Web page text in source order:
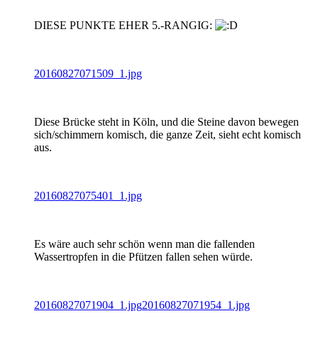
DIESE PUNKTE EHER 5.-RANGIG:
20160827071509_1.jpg
Diese Brücke steht in Köln, und die Steine davon bewegen
sich/schimmern komisch, die ganze Zeit, sieht echt komisch
aus.
20160827075401_1.jpg
Es wäre auch sehr schön wenn man die fallenden
Wassertropfen in die Pfützen fallen sehen würde.
20160827071904_1.jpg20160827071954_1.jpg